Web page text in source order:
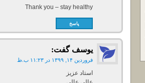
Thank you – stay healthy
پاسخ
یوسف گفت:
فروردین ۱۴, ۱۳۹۹ در ۱۱:۲۳ ب.ظ
استاد عزیز